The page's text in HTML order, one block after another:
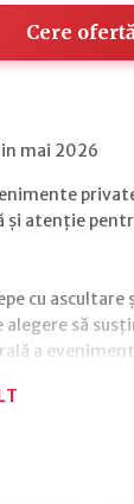
Cere
mai 2026
atenție
cu
să
a
peste 20 de